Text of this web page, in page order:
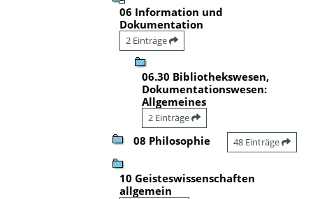
06 Information und
Dokumentation
2 Einträge
06.30 Bibliothekswesen,
Dokumentationswesen:
Allgemeines
2 Einträge
08 Philosophie 48 Einträge
10 Geisteswissenschaften
allgemein